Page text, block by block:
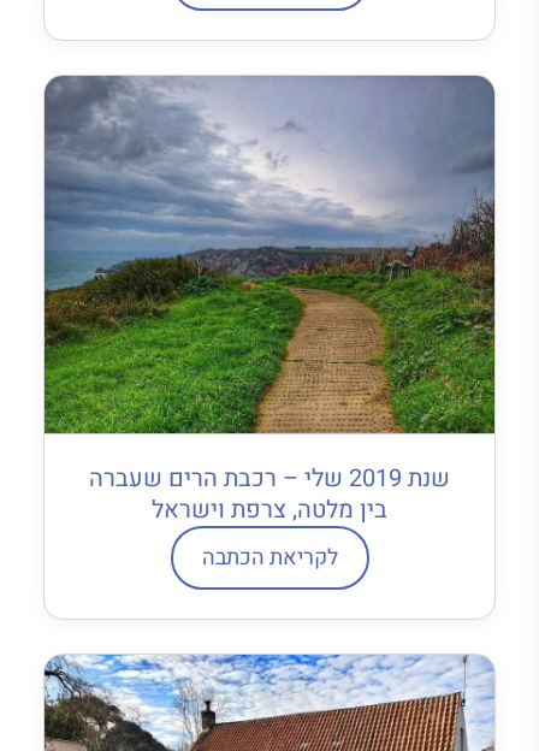
שנת 2019 שלי – רכבת הרים שעברה
בין מלטה, צרפת וישראל
לקריאת הכתבה